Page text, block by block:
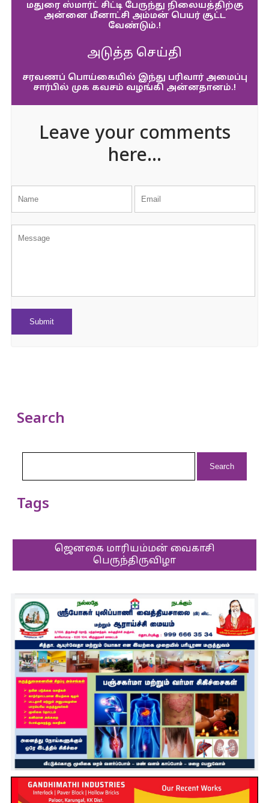
மதுரை ஸ்மார்ட் சிட்டி பேருந்து நிலையத்திற்கு
அன்னை மீனாட்சி அம்மன் பெயர் சூட்ட
வேண்டும்.!
அடுத்த செய்தி
சரவணப் பொய்கையில் இந்து பரிவார் அமைப்பு
சார்பில் முக கவசம் வழங்கி அன்னதானம்.!
Leave your comments
here...
Search
Tags
ஜெனகை மாரியம்மன் வைகாசி
பெருந்திருவிழா